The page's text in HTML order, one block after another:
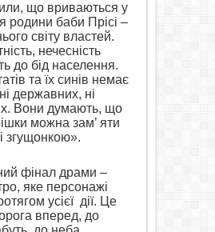
що вриваються у
родини баби Прісі –
світу властей.
нечесність
до бід населення.
та їх синів немає
державних, ні
Вони думають, що
можна зам’ яти
згущонкою».
фінал драми –
яке персонажі
усієї дії. Це
вперед, до